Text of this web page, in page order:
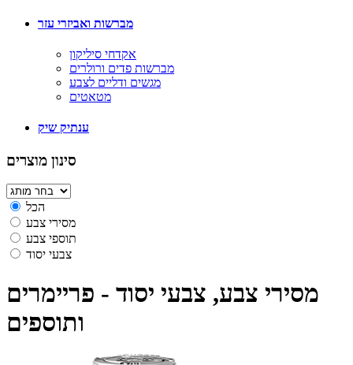
מברשות ואביזרי עזר
אקדחי סיליקון
מברשות פדים ורולרים
מגשים ודליים לצבע
מטאטים
ענתיק שיק
סינון מוצרים
הכל
מסירי צבע
תוספי צבע
צבעי יסוד
מסירי צבע, צבעי יסוד - פריימרים
ותוספים